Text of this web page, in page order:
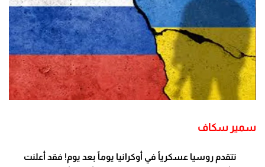
سمير سكاف
تتقدم روسيا عسكرياً في أوكرانيا يوماً بعد يوم! فقد أعلنت